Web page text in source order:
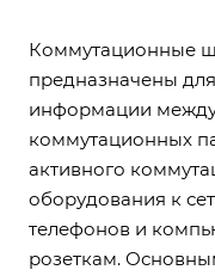
Коммутационные
предназначены
информации
коммутационных
активного
оборудования к
телефонов и
розеткам.